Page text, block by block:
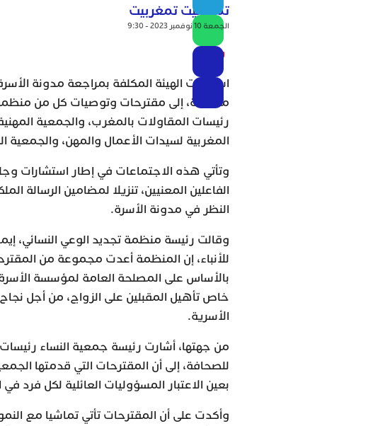
تمغربيت تمغربيت
الجمعة 10 نوفمبر 2023 - 9:30
و م ع
استمعت الهيئة المكلفة بمراجعة مدونة
منفصلة، إلى مقترحات وتوصيات كل من منظمة
رئيسات المقاولات بالمغرب، والجمعية
المغربية لسيدات الأعمال والمهن، والجمعية
وتأتي هذه الاجتماعات في إطار استشارات
الفاعلين المعنيين، تنزيلا لمضامين الرسالة
النظر في مدونة الأسرة.
وقالت رئيسة منظمة تجديد الوعي النسائي،
للأنباء، إن المنظمة أعدت مجموعة من
بالأساس على المصلحة العامة لمؤسسة
خاص تأهيل المقبلين على الزواج، من أجل
الأسرية.
من جهتها، أشارت رئيسة جمعية النساء
للصحافة، إلى أن المقترحات التي قدمتها
بعين الاعتبار المسؤوليات العائلية لكل فرد
وأكدت على أن المقترحات تأتي تماشيا مع